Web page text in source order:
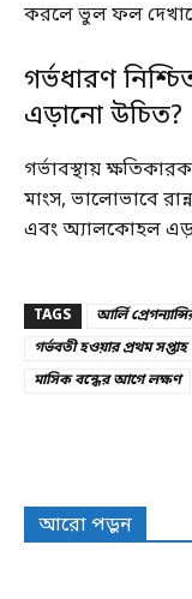
করলে ভুল ফল
গর্ভধারণ
এড়ানো উচিত?
গর্ভাবস্থায়
মাংস, ভালোভাবে
এবং অ্যালকোহল
TAGS আর্লি
গর্ভবতী হওয়ার প্রথম সপ্তাহ
মাসিক বন্ধের আগে লক্ষণ
আরো পড়ুন